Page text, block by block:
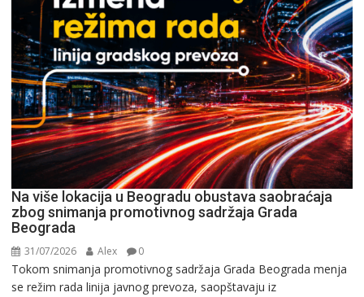
Na više lokacija u Beogradu obustava saobraćaja
zbog snimanja promotivnog sadržaja Grada
Beograda
31/07/2026 Alex 0
Tokom snimanja promotivnog sadržaja Grada Beograda menja
se režim rada linija javnog prevoza, saopštavaju iz